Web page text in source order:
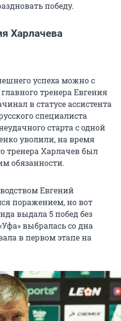
победу.
Харлачева
успеха можно с
тренера Евгения
в статусе ассистента
специалиста
старта с одной
уволили, на время
тренера Харлачев был
обязанности.
Евгений
поражением, но вот
выдала 5 побед без
выбралась со дна
в первом этапе на